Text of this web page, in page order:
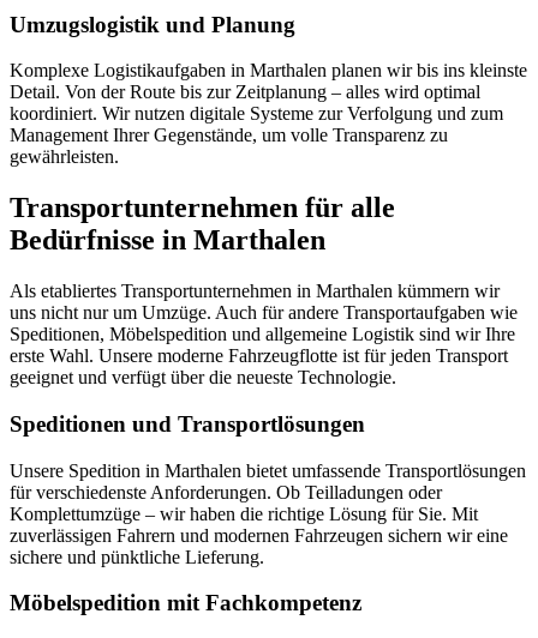
Umzugslogistik und Planung
Komplexe Logistikaufgaben in Marthalen planen wir bis ins kleinste
Detail. Von der Route bis zur Zeitplanung – alles wird optimal
koordiniert. Wir nutzen digitale Systeme zur Verfolgung und zum
Management Ihrer Gegenstände, um volle Transparenz zu
gewährleisten.
Transportunternehmen für alle
Bedürfnisse in Marthalen
Als etabliertes Transportunternehmen in Marthalen kümmern wir
uns nicht nur um Umzüge. Auch für andere Transportaufgaben wie
Speditionen, Möbelspedition und allgemeine Logistik sind wir Ihre
erste Wahl. Unsere moderne Fahrzeugflotte ist für jeden Transport
geeignet und verfügt über die neueste Technologie.
Speditionen und Transportlösungen
Unsere Spedition in Marthalen bietet umfassende Transportlösungen
für verschiedenste Anforderungen. Ob Teilladungen oder
Komplettumzüge – wir haben die richtige Lösung für Sie. Mit
zuverlässigen Fahrern und modernen Fahrzeugen sichern wir eine
sichere und pünktliche Lieferung.
Möbelspedition mit Fachkompetenz